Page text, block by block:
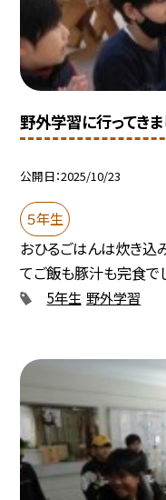
野外学習に行ってきま
公開日 2025/10/23
５年生
おひるごはんは炊き込
てご飯も豚汁も完食で
5年生 野外学習